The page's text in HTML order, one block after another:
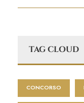
TAG CLOUD
CONCORSO